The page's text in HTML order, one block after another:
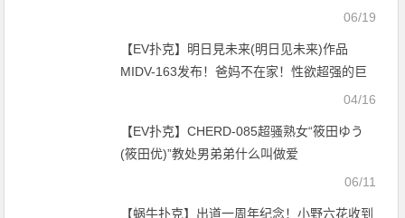
06/19
【EV扑克】明日見未来(明日见未来)作品
MIDV-163发布！爸妈不在家！性欲超强的巨
乳义姊十发都还不满足！【EV扑克官网】04/16
【EV扑克】CHERD-085超骚熟女“筱田ゆう
(筱田优)”教处男弟弟什么叫做爱
06/11
【蜗牛扑克】出道一周年纪念！小野六花收到